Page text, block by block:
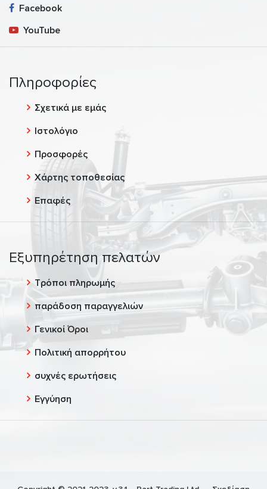
Facebook
YouTube
Πληροφορίες
Σχετικά με εμάς
Ιστολόγιο
Προσφορές
Χάρτης τοποθεσίας
Επαφές
Εξυπηρέτηση πελατών
Τρόποι πληρωμής
παράδοση παραγγελιών
Γενικοί Όροι
Πολιτική απορρήτου
συχνές ερωτήσεις
Εγγύηση